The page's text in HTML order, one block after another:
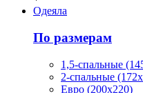
Одеяла
По размерам
1,5-спальные
2-спальные
Евро (200х220)